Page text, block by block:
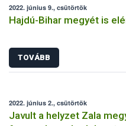
2022. június 9., csütörtök
Hajdú-Bihar megyét is
TOVÁBB
2022. június 2., csütörtök
Javult a helyzet Zala